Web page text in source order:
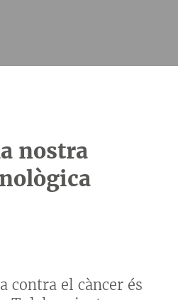
nostra
contra el càncer és